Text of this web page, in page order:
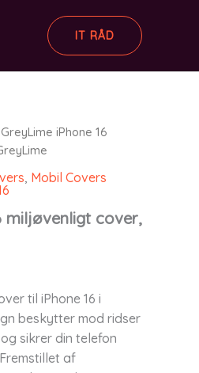
IT RÅD
iPhone 16
Mobil Covers
miljøvenligt cover,
til iPhone 16 i
beskytter mod ridser
sikrer din telefon
af